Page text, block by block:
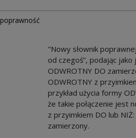
poprawność
"Nowy słownik
od czegoś”, podając
ODWROTNY DO
ODWROTNY z
przykład użycia formy
że takie połączenie jest
z przyimkiem DO lub
zamierzony.